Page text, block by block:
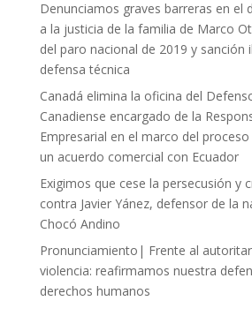
Denunciamos graves barreras en el
a la justicia de la familia de Marco
del paro nacional de 2019 y sanción
defensa técnica
Canadá elimina la oficina del
Canadiense encargado de la
Empresarial en el marco del
un acuerdo comercial con Ecuador
Exigimos que cese la persecusión y
contra Javier Yánez, defensor de la
Chocó Andino
Pronunciamiento| Frente al
violencia: reafirmamos nuestra
derechos humanos